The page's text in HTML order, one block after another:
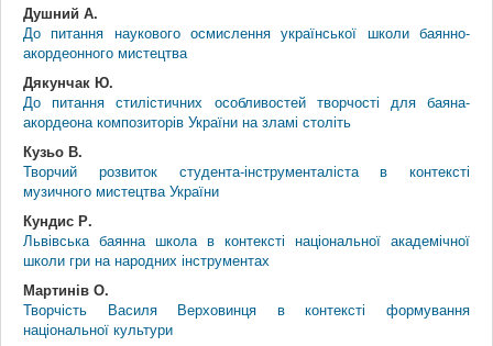
Душний А.
До питання наукового осмислення української школи баянно-
акордеонного мистецтва
Дякунчак Ю.
До питання стилістичних особливостей творчості для баяна-
акордеона композиторів України на зламі століть
Кузьо В.
Творчий розвиток студента-інструменталіста в контексті
музичного мистецтва України
Кундис Р.
Львівська баянна школа в контексті національної академічної
школи гри на народних інструментах
Мартинів О.
Творчість Василя Верховинця в контексті формування
національної культури